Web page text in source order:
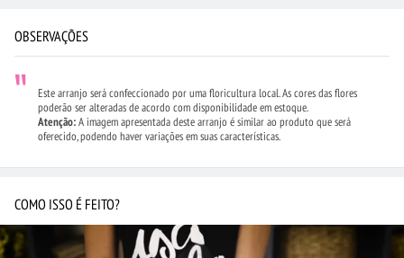
OBSERVAÇÕES
Este arranjo será confeccionado por uma floricultura local. As cores das flores
poderão ser alteradas de acordo com disponibilidade em estoque.
Atenção:A imagem apresentada deste arranjo é similar ao produto que será
oferecido, podendo haver variações em suas características.
COMO ISSO É FEITO?